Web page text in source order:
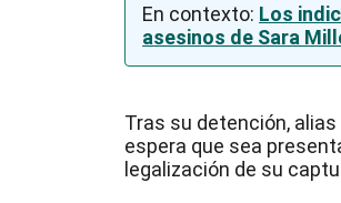
En contexto: Los
asesinos de Sara
Tras su detención,
espera que sea
legalización de su